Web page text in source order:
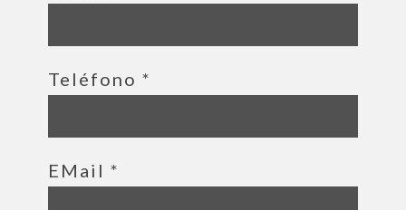
Teléfono *
EMail *